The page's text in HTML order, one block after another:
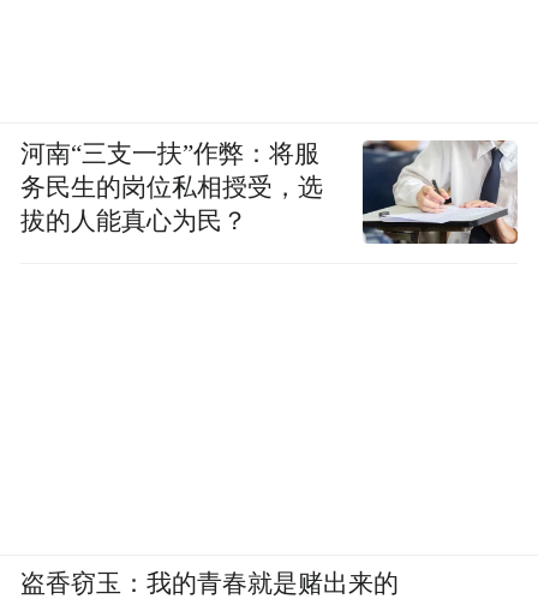
河南“三支一扶”作弊：将服
务民生的岗位私相授受，选
拔的人能真心为民？
盗香窃玉：我的青春就是赌出来的